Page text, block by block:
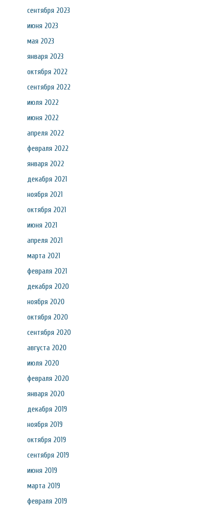
сентября 2023
июня 2023
мая 2023
января 2023
октября 2022
сентября 2022
июля 2022
июня 2022
апреля 2022
февраля 2022
января 2022
декабря 2021
ноября 2021
октября 2021
июня 2021
апреля 2021
марта 2021
февраля 2021
декабря 2020
ноября 2020
октября 2020
сентября 2020
августа 2020
июля 2020
февраля 2020
января 2020
декабря 2019
ноября 2019
октября 2019
сентября 2019
июня 2019
марта 2019
февраля 2019